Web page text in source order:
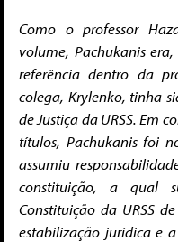
Como o professor
volume, Pachukanis
referência dentro da
colega, Krylenko, tinha
de Justiça da URSS. Em
títulos, Pachukanis foi
assumiu
constituição, a qual
Constituição da URSS
estabilização jurídica e